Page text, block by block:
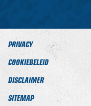
PRIVACY
COOKIEBELEID
DISCLAIMER
SITEMAP